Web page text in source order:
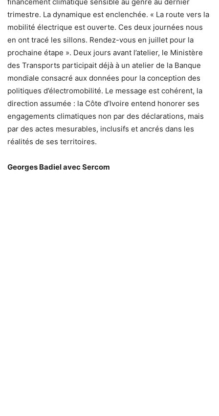
trimestre. La dynamique est enclenchée. « La route vers la
mobilité électrique est ouverte. Ces deux journées nous
en ont tracé les sillons. Rendez-vous en juillet pour la
prochaine étape ». Deux jours avant l’atelier, le Ministère
des Transports participait déjà à un atelier de la Banque
mondiale consacré aux données pour la conception des
politiques d’électromobilité. Le message est cohérent, la
direction assumée : la Côte d’Ivoire entend honorer ses
engagements climatiques non par des déclarations, mais
par des actes mesurables, inclusifs et ancrés dans les
réalités de ses territoires.
Georges Badiel avec Sercom